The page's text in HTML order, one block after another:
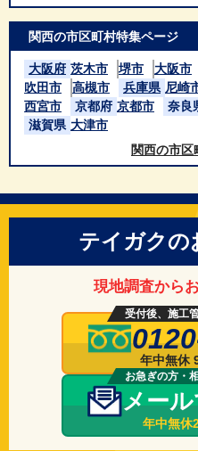
関西の市区町村特集ページ
大阪府 茨木市 堺市 大阪市
吹田市
高槻市 兵庫県 尼崎
西宮市
京都府 京都市 奈良
滋賀県 大津市
関西の市
テイガクの
現地調査から
受付後、施工
年中無休
お急ぎの方・
メー
年中無休